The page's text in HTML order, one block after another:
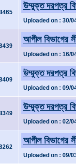
উম্মুক্ত দরপত্র
Uploaded on : 30/
আপীল বিভাগের
Uploaded on : 16/
উম্মুক্ত দরপত্র
Uploaded on : 09/
উম্মুক্ত দরপত্র
Uploaded on : 02/
আপীল বিভাগের
Uploaded on : 09/